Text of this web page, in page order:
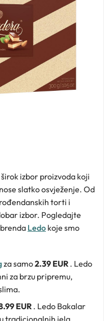
izbor proizvoda koji
slatko osvježenje. Od
torti i
izbor. Pogledajte
Ledo koje smo
za samo2.39 EUR . Ledo
za brzu pripremu,
EUR. Ledo Bakalar
tradicionalnih jela,